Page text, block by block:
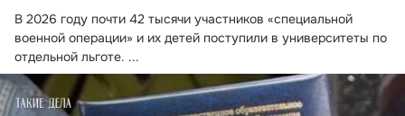
В 2026 году почти 42 тысячи участников «специальной
военной операции» и их детей поступили в университеты по
отдельной льготе. ...